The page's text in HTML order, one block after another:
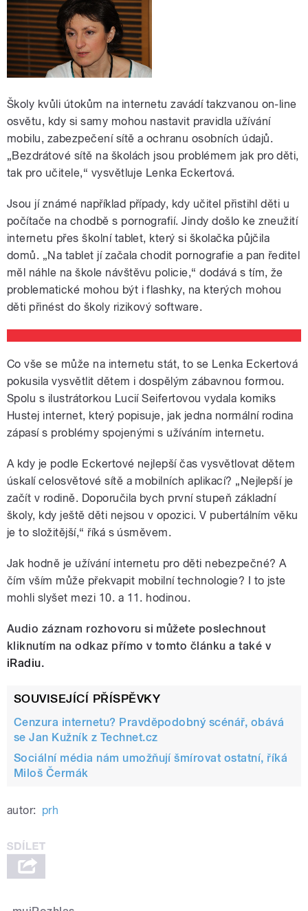
Školy kvůli útokům na internetu zavádí takzvanou on-line
osvětu, kdy si samy mohou nastavit pravidla užívání
mobilu, zabezpečení sítě a ochranu osobních údajů.
„Bezdrátové sítě na školách jsou problémem jak pro děti,
tak pro učitele,“ vysvětluje Lenka Eckertová.
Jsou jí známé například případy, kdy učitel přistihl děti u
počítače na chodbě s pornografií. Jindy došlo ke zneužití
internetu přes školní tablet, který si školačka půjčila
domů. „Na tablet jí začala chodit pornografie a pan ředitel
měl náhle na škole návštěvu policie,“ dodává s tím, že
problematické mohou být i flashky, na kterých mohou
děti přinést do školy rizikový software.
Co vše se může na internetu stát, to se Lenka Eckertová
pokusila vysvětlit dětem i dospělým zábavnou formou.
Spolu s ilustrátorkou Lucií Seifertovou vydala komiks
Hustej internet, který popisuje, jak jedna normální rodina
zápasí s problémy spojenými s užíváním internetu.
A kdy je podle Eckertové nejlepší čas vysvětlovat dětem
úskalí celosvětové sítě a mobilních aplikací? „Nejlepší je
začít v rodině. Doporučila bych první stupeň základní
školy, kdy ještě děti nejsou v opozici. V pubertálním věku
je to složitější,“ říká s úsměvem.
Jak hodně je užívání internetu pro děti nebezpečné? A
čím vším může překvapit mobilní technologie? I to jste
mohli slyšet mezi 10. a 11. hodinou.
Audio záznam rozhovoru si můžete poslechnout
kliknutím na odkaz přímo v tomto článku a také v
iRadiu.
SOUVISEJÍCÍ PŘÍSPĚVKY
Cenzura internetu? Pravděpodobný scénář, obává
se Jan Kužník z Technet.cz
Sociální média nám umožňují šmírovat ostatní, říká
Miloš Čermák
autor: prh